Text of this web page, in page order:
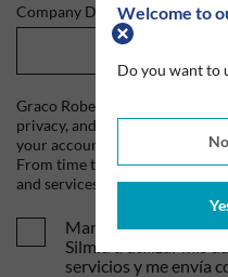
Welcome to
Do you want to
Company Domain*
Graco Roberts is committed
privacy, and we'll only use
your account and to provide
From time to time, we would
and services, as well as other
Mandame tus
Silmid a utilizar mis
servicios y me envía